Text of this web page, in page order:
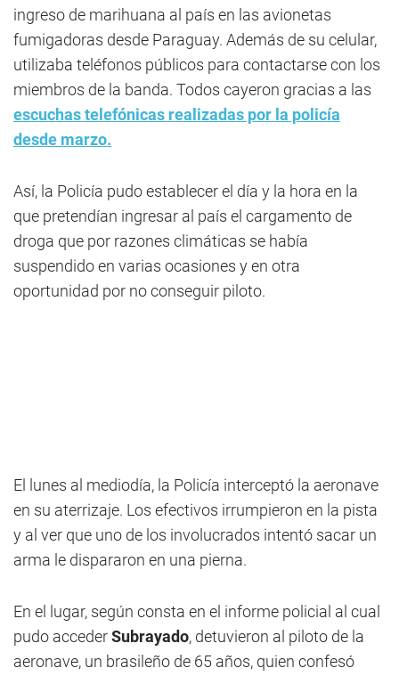
ingreso de marihuana al país en las avionetas
fumigadoras desde Paraguay. Además de su celular,
utilizaba teléfonos públicos para contactarse con los
miembros de la banda. Todos cayeron gracias a las
escuchas telefónicas realizadas por la policía
desde marzo.
Así, la Policía pudo establecer el día y la hora en la
que pretendían ingresar al país el cargamento de
droga que por razones climáticas se había
suspendido en varias ocasiones y en otra
oportunidad por no conseguir piloto.
El lunes al mediodía, la Policía interceptó la aeronave
en su aterrizaje. Los efectivos irrumpieron en la pista
y al ver que uno de los involucrados intentó sacar un
arma le dispararon en una pierna.
En el lugar, según consta en el informe policial al cual
pudo accederSubrayado, detuvieron al piloto de la
aeronave, un brasileño de 65 años, quien confesó